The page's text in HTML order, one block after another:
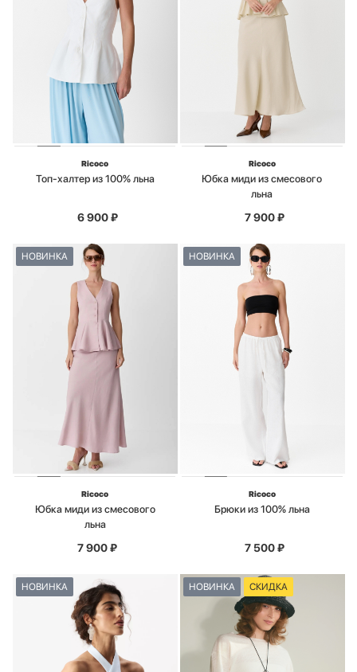
Ricoco
Топ-халтер из 100% льна
6 900₽
Ricoco
Юбка миди из смесового
льна
7 900₽
НОВИНКА
Ricoco
Юбка миди из смесового
льна
7 900₽
НОВИНКА
Ricoco
Брюки из 100% льна
7 500₽
НОВИНКА НОВИНКА СКИДКА